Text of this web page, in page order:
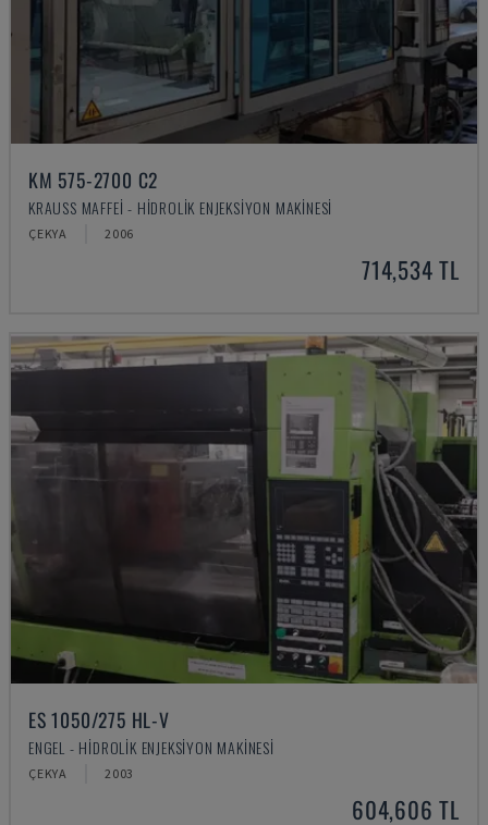
KM 575-2700 C2
KRAUSS MAFFEI - HIDROLIK ENJEKSIYON MAKINESI
ÇEKYA 2006
714,534 TL
ES 1050/275 HL-V
ENGEL - HIDROLIK ENJEKSIYON MAKINESI
ÇEKYA 2003
604,606 TL